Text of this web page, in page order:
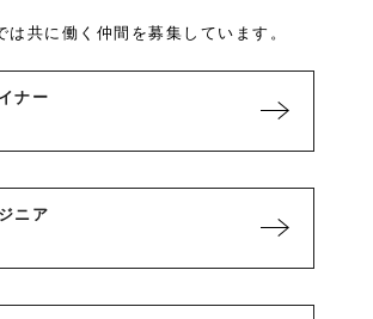
は共に働く仲間を募集しています。
ナー
ニア